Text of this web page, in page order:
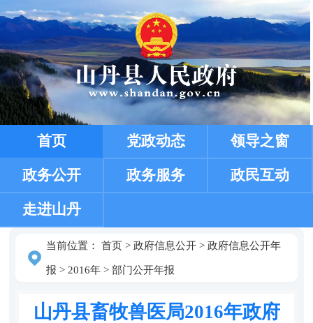
首页 党政动态 领导之窗
政务公开 政务服务 政民互动
走进山丹
当前位置： 首页> 政府信息公开> 政府信息公开年
报 > 2016年> 部门公开年报
山丹县畜牧兽医局2016年政府